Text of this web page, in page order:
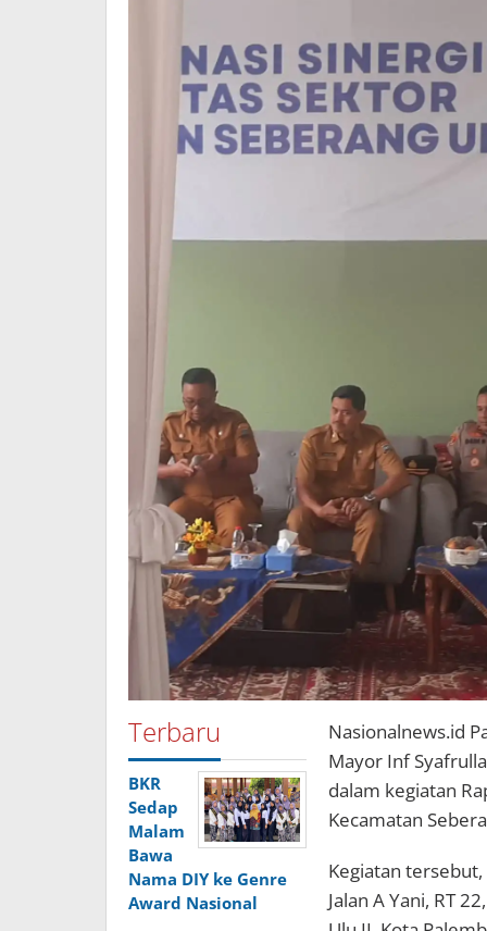
Terbaru
BKR
Sedap
Malam
Bawa
Nama DIY ke Genre
Award Nasional
Nasionalnews.id
Mayor Inf
dalam kegiatan
Kecamatan
Kegiatan
Jalan A Yani, RT